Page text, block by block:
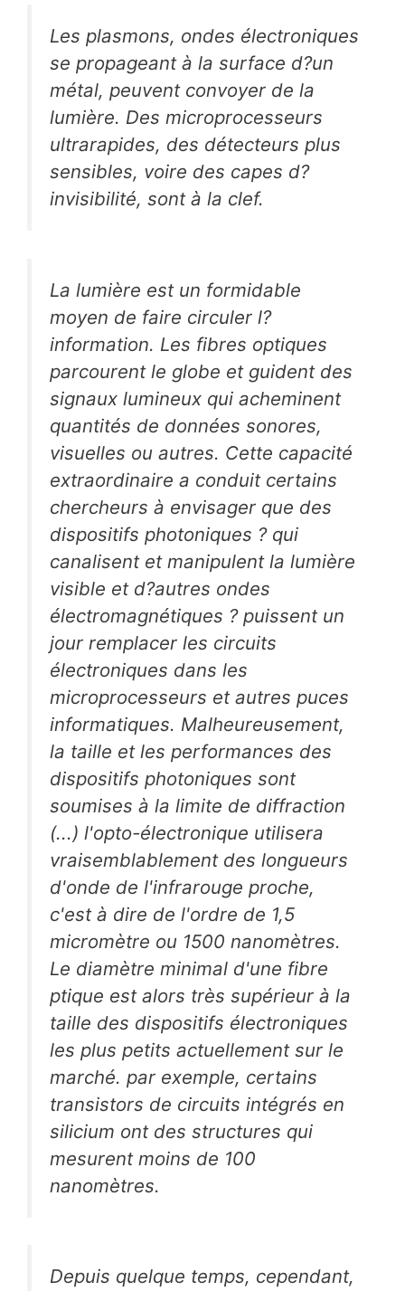
Les plasmons, ondes électroniques
se propageant à la surface d?un
métal, peuvent convoyer de la
lumière. Des microprocesseurs
ultrarapides, des détecteurs plus
sensibles, voire des capes d?
invisibilité, sont à la clef.
La lumière est un formidable
moyen de faire circuler l?
information. Les fibres optiques
parcourent le globe et guident des
signaux lumineux qui acheminent
quantités de données sonores,
visuelles ou autres. Cette capacité
extraordinaire a conduit certains
chercheurs à envisager que des
dispositifs photoniques ? qui
canalisent et manipulent la lumière
visible et d?autres ondes
électromagnétiques ? puissent un
jour remplacer les circuits
électroniques dans les
microprocesseurs et autres puces
informatiques. Malheureusement,
la taille et les performances des
dispositifs photoniques sont
soumises à la limite de diffraction
(...) l'opto-électronique utilisera
vraisemblablement des longueurs
d'onde de l'infrarouge proche,
c'est à dire de l'ordre de 1,5
micromètre ou 1500 nanomètres.
Le diamètre minimal d'une fibre
ptique est alors très supérieur à la
taille des dispositifs électroniques
les plus petits actuellement sur le
marché. par exemple, certains
transistors de circuits intégrés en
silicium ont des structures qui
mesurent moins de 100
nanomètres.
Depuis quelque temps, cependant,